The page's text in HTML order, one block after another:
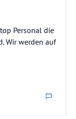
Personal die
Wir werden auf